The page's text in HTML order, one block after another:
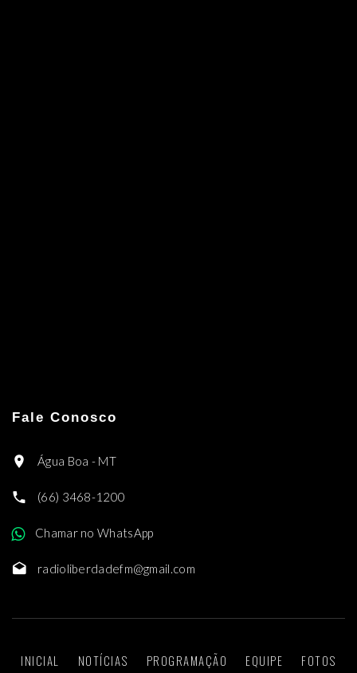
Fale Conosco
Água Boa - MT
(66) 3468-1200
Chamar no WhatsApp
radioliberdadefm@gmail.com
INICIAL NOTÍCIAS PROGRAMAÇÃO EQUIPE FOTOS